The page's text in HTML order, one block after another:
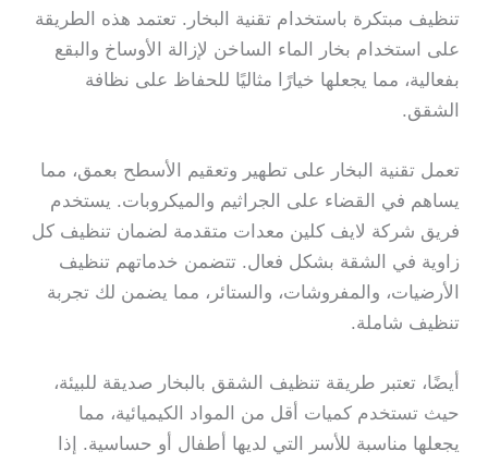
تنظيف مبتكرة باستخدام تقنية البخار. تعتمد هذه الطريقة
على استخدام بخار الماء الساخن لإزالة الأوساخ والبقع
بفعالية، مما يجعلها خيارًا مثاليًا للحفاظ على نظافة
الشقق.
تعمل تقنية البخار على تطهير وتعقيم الأسطح بعمق، مما
يساهم في القضاء على الجراثيم والميكروبات. يستخدم
فريق شركة لايف كلين معدات متقدمة لضمان تنظيف كل
زاوية في الشقة بشكل فعال. تتضمن خدماتهم تنظيف
الأرضيات، والمفروشات، والستائر، مما يضمن لك تجربة
تنظيف شاملة.
أيضًا، تعتبر طريقة تنظيف الشقق بالبخار صديقة للبيئة،
حيث تستخدم كميات أقل من المواد الكيميائية، مما
يجعلها مناسبة للأسر التي لديها أطفال أو حساسية. إذا